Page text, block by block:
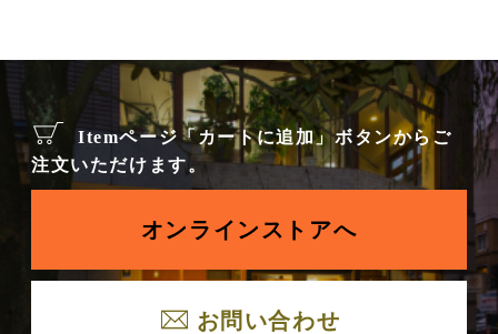
Itemページ「カートに追加」ボタンからご
注文いただけます。
オンラインストアへ
お問い合わせ